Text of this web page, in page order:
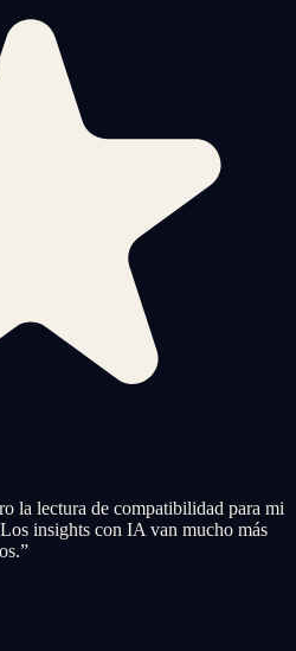
la lectura de compatibilidad para mi
insights con IA van mucho más
”